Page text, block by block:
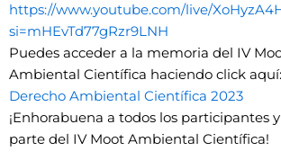
https://www.youtube.com/live/
si=mHEvTd77gRzr9LNH
Puedes acceder a la memoria del IV
Ambiental Científica haciendo click aquí:
Derecho Ambiental Científica 2023
¡Enhorabuena a todos los participantes
parte del IV Moot Ambiental Científica!